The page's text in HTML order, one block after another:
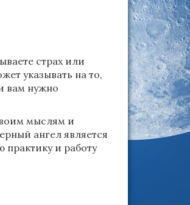
страх или
указывать на то,
вам нужно
мыслям и
ангел является
и работу